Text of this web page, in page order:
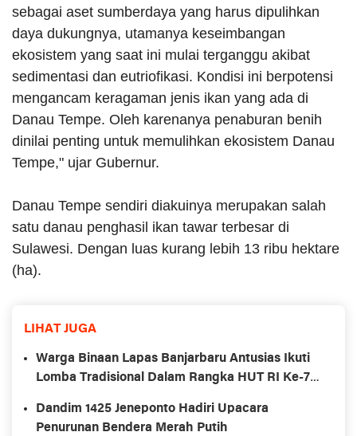
sebagai aset sumberdaya yang harus dipulihkan
daya dukungnya, utamanya keseimbangan
ekosistem yang saat ini mulai terganggu akibat
sedimentasi dan eutriofikasi. Kondisi ini berpotensi
mengancam keragaman jenis ikan yang ada di
Danau Tempe. Oleh karenanya penaburan benih
dinilai penting untuk memulihkan ekosistem Danau
Tempe," ujar Gubernur.
Danau Tempe sendiri diakuinya merupakan salah
satu danau penghasil ikan tawar terbesar di
Sulawesi. Dengan luas kurang lebih 13 ribu hektare
(ha).
LIHAT JUGA
Warga Binaan Lapas Banjarbaru Antusias Ikuti
Lomba Tradisional Dalam Rangka HUT RI Ke-78
Dandim 1425 Jeneponto Hadiri Upacara
Penurunan Bendera Merah Putih